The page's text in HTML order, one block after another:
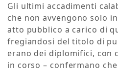
Gli ultimi accadimenti
che non avvengono solo
atto pubblico a carico di
fregiandosi del titolo di
erano dei diplomifici, con
in corso – confermano